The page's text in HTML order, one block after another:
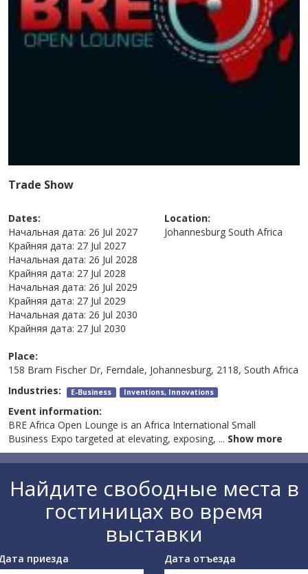
Trade Show
Dates:
Начальная дата: 26 Jul 2027
Крайняя дата: 27 Jul 2027
Начальная дата: 26 Jul 2028
Крайняя дата: 27 Jul 2028
Начальная дата: 26 Jul 2029
Крайняя дата: 27 Jul 2029
Начальная дата: 26 Jul 2030
Крайняя дата: 27 Jul 2030
Location:
Johannesburg South Africa
Place:
158 Bram Fischer Dr, Ferndale, Johannesburg, 2118, South Africa
Industries: E-Business Inventions, Innovations
Event information:
BRE Africa Open Lounge is an Africa International Small
Business Expo targeted at elevating, exposing, ... Show more
Найдите свободные места в
гостиницах во время
выставки
приезда Дата отъезда